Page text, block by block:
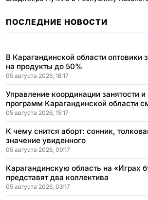
ПОСЛЕДНИЕ НОВОСТИ
В Карагандинской области
на продукты до 50%
05 августа 2026, 18:17
Управление координации занятости
программ Карагандинской области
расположения
05 августа 2026, 15:17
К чему снится аборт: сонник,
значение увиденного
05 августа 2026, 09:17
Карагандинскую область на «Играх
представят два коллектива
05 августа 2026, 03:17